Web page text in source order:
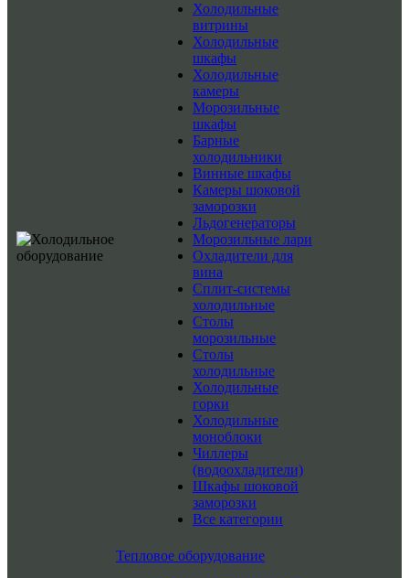
Холодильные
витрины
Холодильные
шкафы
Холодильные
камеры
Морозильные
шкафы
Барные
холодильники
Винные шкафы
Камеры шоковой
заморозки
Льдогенераторы
Морозильные лари
Охладители для
вина
Сплит-системы
холодильные
Столы
морозильные
Столы
холодильные
Холодильные
горки
Холодильные
моноблоки
Чиллеры
(водоохладители)
Шкафы шоковой
заморозки
Все категории
Тепловое оборудование